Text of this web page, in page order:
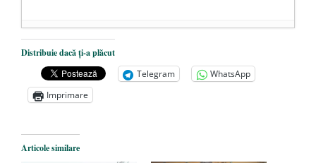
Dezvăluiri cutremurătoare despre
președintele Ucrainei, Volodymyr
Zelensky
- 13 mai 2026
Statul care servește Națiunea
Legea Vexler produce efecte. Bustul
Distribuie dacă ți-a plăcut
Telegram
WhatsApp
Imprimare
Articole similare